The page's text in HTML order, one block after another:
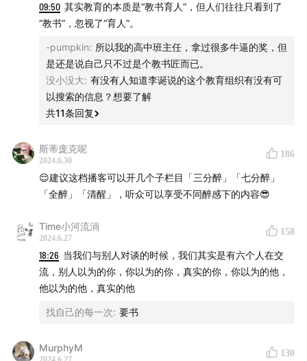
09:50 其实教育的本质是“教书育人”，但人们往往只看到了
“教书”，忽视了“育人”。
-pumpkin: 所以我的高中班主任，拿过很多牛逼的奖，但
是还是说自己只不过是个教书匠而已。
没小没大: 有没有人知道李诞说的这个教育组织有没有可
以搜索的信息？想要了解
共11条回复
斯蒂庞克呢
2024.6.30
186
😌建议这档播客可以开几个子栏目「三分醉」「七分醉」
「全醉」「清醒」，听众可以享受不同醉感下的内容😎
Time小河流淌
2024.6.27
158
18:26 当我们与别人对谈的时候，我们其实是有六个人在交
流，别人以为的你，你以为的你，真实的你，你以为的他，
他以为的他，真实的他
找自己的每一次: 要书
MurphyM 130